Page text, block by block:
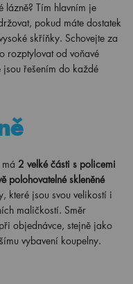
lázně? Tím hlavním je
pokud máte dostatek
skříňky. Schovejte za
rozptylovat od voňavé
řešením do každé
2 velké části s policemi
polohovatelné skleněné
které jsou svou velikostí i
maličkostí. Směr
objednávce, stejně jako
vybavení koupelny.